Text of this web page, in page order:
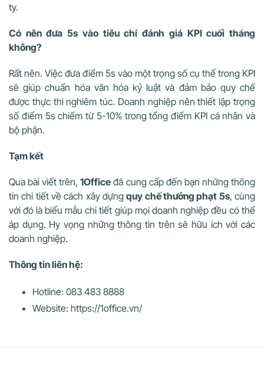
ty.
Có nên đưa 5s vào tiêu chí đánh giá KPI cuối tháng
không?
Rất nên. Việc đưa điểm 5s vào một trọng số cụ thể trong KPI
sẽ giúp chuẩn hóa văn hóa kỷ luật và đảm bảo quy chế
được thực thi nghiêm túc. Doanh nghiệp nên thiết lập trọng
số điểm 5s chiếm từ 5-10% trong tổng điểm KPI cá nhân và
bộ phận.
Tạm kết
Qua bài viết trên,1Office đã cung cấp đến bạn những thông
tin chi tiết về cách xây dựngquy chế thưởng phạt 5s, cùng
với đó là biểu mẫu chi tiết giúp mọi doanh nghiệp đều có thể
áp dụng. Hy vọng những thông tin trên sẽ hữu ích với các
doanh nghiệp.
Thông tin liên hệ:
Hotline: 083 483 8888
Website: https://1office.vn/